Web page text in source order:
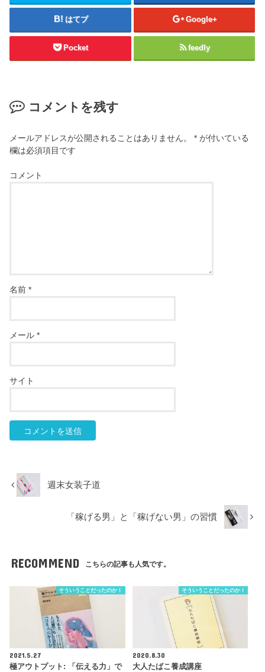
はてブ Google+
Pocket feedly
コメントを残す
メールアドレスが公開されることはありません。 * が付いている
欄は必須項目です
コメント
名前*
メール*
サイト
週末女装子道
「稼げる男」と「稼げない男」の習慣
RECOMMEND こちらの記事も人気です。
そういうことだったのか！
2021.5.27
極アウトプット: 「伝える力」で
そういうことだったのか！
2020.8.30
大人たばこ養成講座